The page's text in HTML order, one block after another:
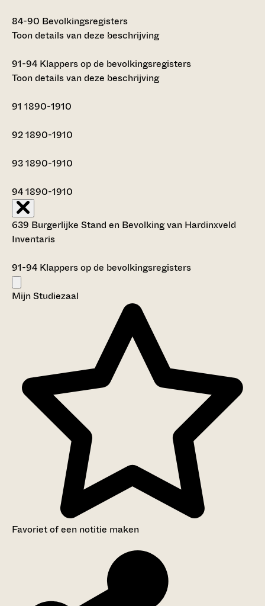
84-90 Bevolkingsregisters
Toon details van deze beschrijving
91-94 Klappers op de bevolkingsregisters
Toon details van deze beschrijving
91 1890-1910
921890-1910
931890-1910
941890-1910
639 Burgerlijke Stand en Bevolking van Hardinxveld
Inventaris
91-94 Klappers op de bevolkingsregisters
Mijn Studiezaal
Favoriet of een notitie maken